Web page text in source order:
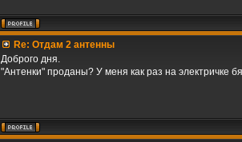
Re: Отдам 2 антенны
Доброго дня.
"Антенки" проданы? У меня как раз на электричке